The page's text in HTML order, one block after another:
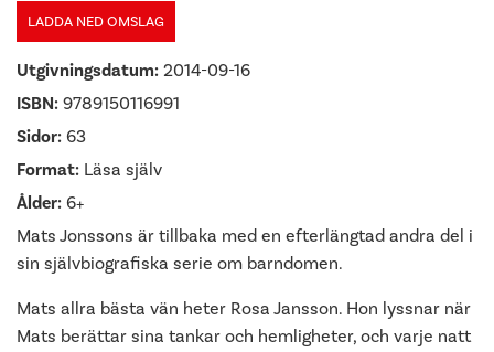
LADDA NED OMSLAG
Utgivningsdatum: 2014-09-16
ISBN: 9789150116991
Sidor: 63
Format: Läsa själv
Ålder: 6+
Mats Jonssons är tillbaka med en efterlängtad andra del i
sin självbiografiska serie om barndomen.
Mats allra bästa vän heter Rosa Jansson. Hon lyssnar när
Mats berättar sina tankar och hemligheter, och varje natt